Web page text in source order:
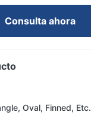
Consulta ahora
Oval, Finned, Etc.